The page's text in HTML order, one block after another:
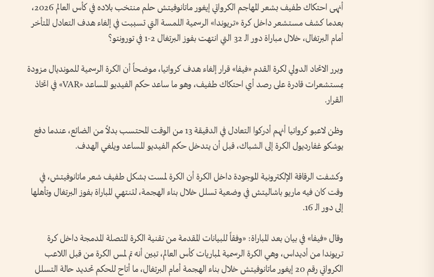
أنهى احتكاك طفيف بشعر المهاجم الكرواتي إيغور ماتانوفيتش حلم منتخب بلاده في كأس العالم 2026،
بعدما كشف مستشعر داخل كرة «تريوندا» الرسمية اللمسة التي تسببت في إلغاء هدف التعادل المتأخر
أمام البرتغال، خلال مباراة دور الـ 32 التي انتهت بفوز البرتغال 2-1 في تورونتو؟
وبرر الاتحاد الدولي لكرة القدم «فيفا» قرار إلغاء هدف كرواتيا، موضحاً أن الكرة الرسمية للمونديال مزودة
بمستشعرات قادرة على رصد أي احتكاك طفيف، وهو ما ساعد حكم الفيديو المساعد «VAR» في اتخاذ
القرار.
وظن لاعبو كرواتيا أنهم أدركوا التعادل في الدقيقة 13 من الوقت المحتسب بدلاً من الضائع، عندما دفع
يوشكو غفارديول الكرة إلى الشباك، قبل أن يتدخل حكم الفيديو المساعد ويلغي الهدف.
وكشفت الرقاقة الإلكترونية الموجودة داخل الكرة أن الكرة لمست بشكل طفيف شعر ماتانوفيتش، في
وقت كان فيه ماريو باشاليتش في وضعية تسلل خلال بناء الهجمة، لتنتهي المباراة بفوز البرتغال وتأهلها
إلى دور الـ 16.
وقال «فيفا» في بيان بعد المباراة: «وفقاً للبيانات المقدمة من تقنية الكرة المتصلة المدمجة داخل كرة
تريوندا من أديداس، وهي الكرة الرسمية لمباريات كأس العالم، تبين أنه تم لمس الكرة من قبل اللاعب
الكرواتي رقم 20 إيغور ماتانوفيتش خلال بناء الهجمة أمام البرتغال، ما أتاح للحكم تحديد حالة التسلل